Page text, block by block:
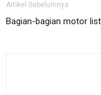
Artikel Sebelumnya
Bagian-bagian motor